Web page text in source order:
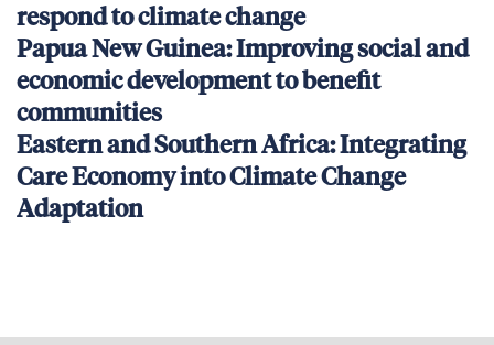
respond to climate change
Papua New Guinea: Improving social and
economic development to benefit
communities
Eastern and Southern Africa: Integrating
Care Economy into Climate Change
Adaptation